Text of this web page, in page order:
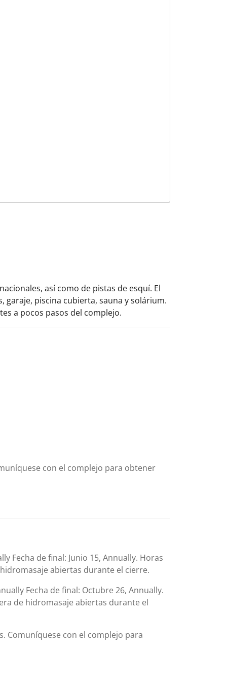
así como de pistas de esquí. El
garaje, piscina cubierta, sauna y solárium.
a pocos pasos del complejo.
con el complejo para obtener
Fecha de final: Junio 15, Annually. Horas
abiertas durante el cierre.
Fecha de final: Octubre 26, Annually.
de hidromasaje abiertas durante el
Comuníquese con el complejo para